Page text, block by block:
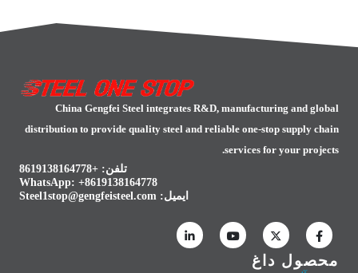
China Gengfei Steel integrates R&D, manufacturing and global
distribution to provide quality steel and reliable one-stop supply chain
services for your projects.
تلفن: +8619138164778
WhatsApp: +8619138164778
ایمیل: Steel1stop@gengfeisteel.com
محصول داغ